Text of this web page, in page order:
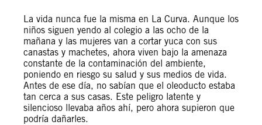
La vida nunca fue la misma en La Curva. Aunque los
niños siguen yendo al colegio a las ocho de la
mañana y las mujeres van a cortar yuca con sus
canastas y machetes, ahora viven bajo la amenaza
constante de la contaminación del ambiente,
poniendo en riesgo su salud y sus medios de vida.
Antes de ese día, no sabían que el oleoducto estaba
tan cerca a sus casas. Este peligro latente y
silencioso llevaba años ahí, pero ahora supieron que
podría dañarles.